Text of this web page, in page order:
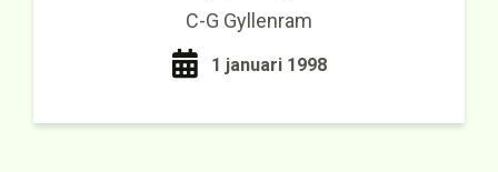
C-G Gyllenram
1 januari 1998